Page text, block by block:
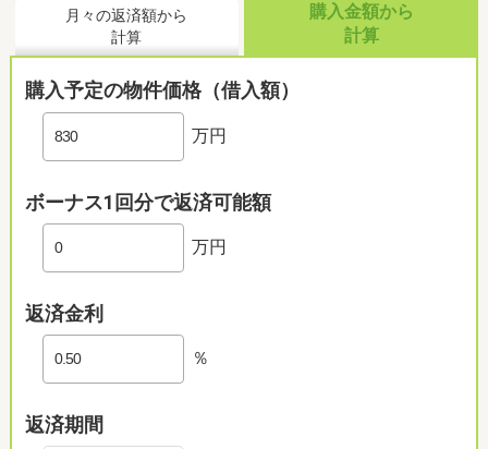
月々の返済額から
計算
購入金額から
計算
購入予定の物件価格（借入額）
万円
ボーナス1回分で返済可能額
万円
返済金利
％
返済期間